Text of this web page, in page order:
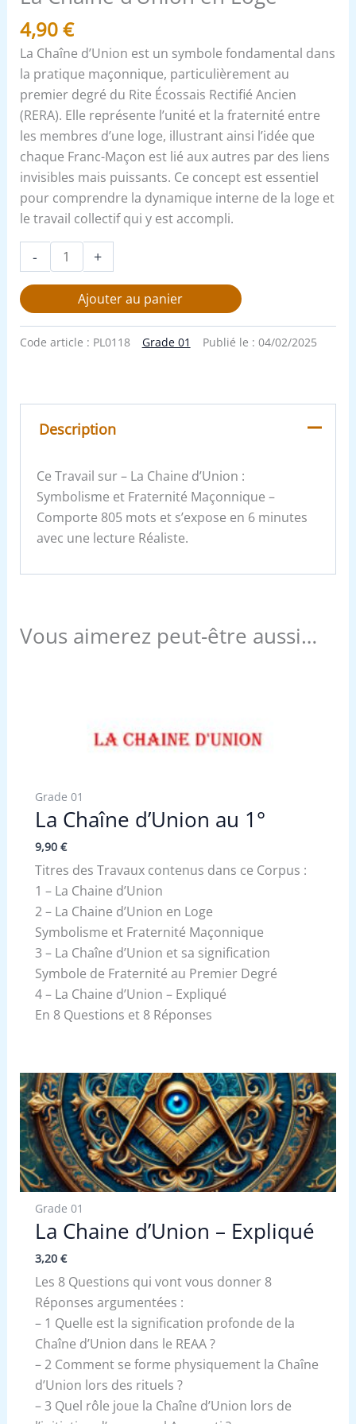
4,90€
La Chaîne d’Union est un symbole fondamental dans
la pratique maçonnique, particulièrement au
premier degré du Rite Écossais Rectifié Ancien
(RERA). Elle représente l’unité et la fraternité entre
les membres d’une loge, illustrant ainsi l’idée que
chaque Franc-Maçon est lié aux autres par des liens
invisibles mais puissants. Ce concept est essentiel
pour comprendre la dynamique interne de la loge et
le travail collectif qui y est accompli.
- +
Ajouter au panier
Code article : PL0118 Grade 01 Publié le : 04/02/2025
Description
Ce Travail sur – La Chaine d’Union :
Symbolisme et Fraternité Maçonnique –
Comporte 805 mots et s’expose en 6 minutes
avec une lecture Réaliste.
Vous aimerez peut-être aussi…
Grade 01
La Chaîne d’Union au 1°
9,90 €
Titres des Travaux contenus dans ce Corpus :
1 – La Chaine d’Union
2 – La Chaine d’Union en Loge
Symbolisme et Fraternité Maçonnique
3 – La Chaîne d’Union et sa signification
Symbole de Fraternité au Premier Degré
4 – La Chaine d’Union – Expliqué
En 8 Questions et 8 Réponses
Grade 01
La Chaine d’Union – Expliqué
3,20 €
Les 8 Questions qui vont vous donner 8
Réponses argumentées :
– 1 Quelle est la signification profonde de la
Chaîne d’Union dans le REAA ?
– 2 Comment se forme physiquement la Chaîne
d’Union lors des rituels ?
– 3 Quel rôle joue la Chaîne d’Union lors de